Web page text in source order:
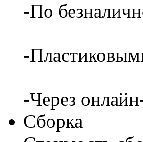
-По
-
-Через
Сборка